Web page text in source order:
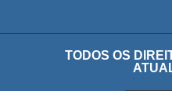
TODOS OS